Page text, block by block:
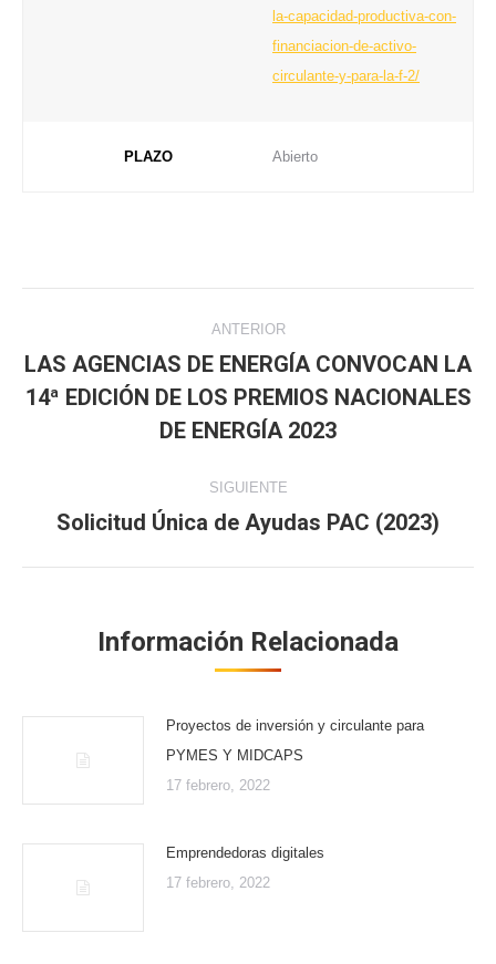
la-capacidad-productiva-con-
financiacion-de-activo-
circulante-y-para-la-f-2/
PLAZO Abierto
entre
publicaciones
ANTERIOR
Publicación
anterior:
LAS AGENCIAS DE ENERGÍA CONVOCAN LA
14ª EDICIÓN DE LOS PREMIOS NACIONALES
DE ENERGÍA 2023
SIGUIENTE
Publicación
Solicitud Única de Ayudas PAC (2023)
Información Relacionada
Proyectos de inversión y circulante para
PYMES Y MIDCAPS
17 febrero, 2022
Emprendedoras digitales
17 febrero, 2022